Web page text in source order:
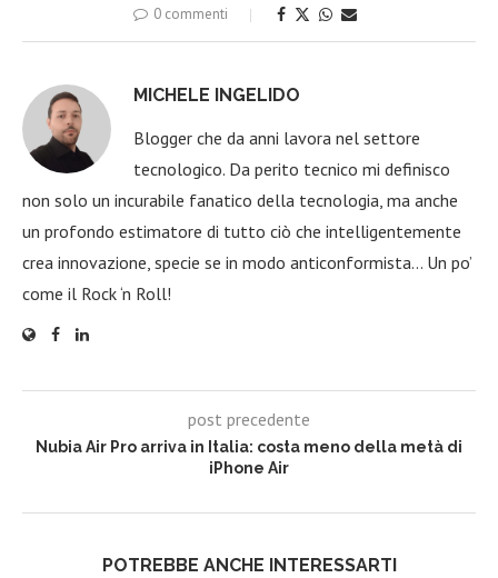
0 commenti
MICHELE INGELIDO
Blogger che da anni lavora nel settore
tecnologico. Da perito tecnico mi definisco
non solo un incurabile fanatico della tecnologia, ma anche
un profondo estimatore di tutto ciò che intelligentemente
crea innovazione, specie se in modo anticonformista… Un po’
come il Rock ‘n Roll!
post precedente
Nubia Air Pro arriva in Italia: costa meno della metà di
iPhone Air
POTREBBE ANCHE INTERESSARTI